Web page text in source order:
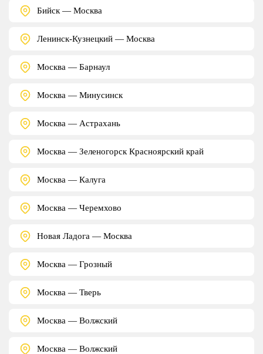
Бийск — Москва
Ленинск-Кузнецкий — Москва
Москва — Барнаул
Москва — Минусинск
Москва — Астрахань
Москва — Зеленогорск Красноярский край
Москва — Калуга
Москва — Черемхово
Новая Ладога — Москва
Москва — Грозный
Москва — Тверь
Москва — Волжский
Москва — Волжский